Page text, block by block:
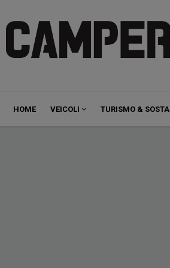
Navigazione
principale
HOME VEICOLI TURISMO & SOSTA